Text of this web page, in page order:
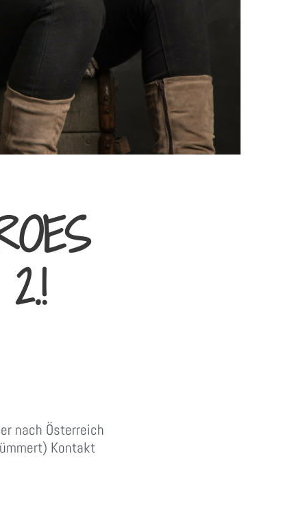
nach Österreich
Kontakt